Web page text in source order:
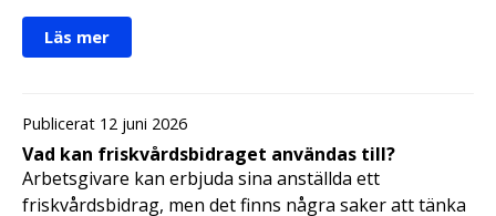
Läs mer
Publicerat 12 juni 2026
Vad kan friskvårdsbidraget användas till?
Arbetsgivare kan erbjuda sina anställda ett
friskvårdsbidrag, men det finns några saker att tänka